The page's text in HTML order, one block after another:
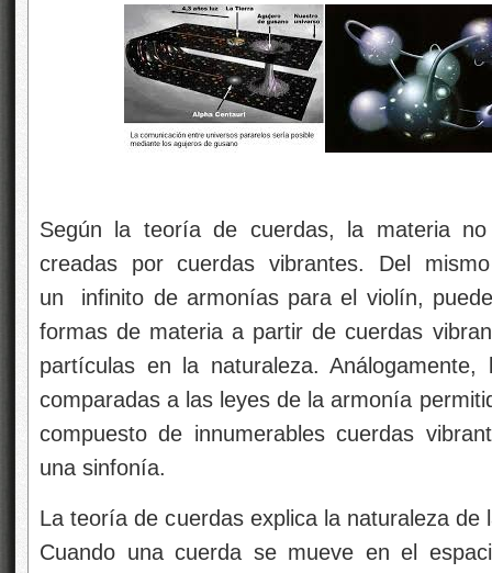
Según la teoría de cuerdas, la materia
creadas por cuerdas vibrantes. Del
un
infinito de armonías para el violín,
formas de materia a partir de cuerdas
partículas en la naturaleza.
comparadas a las leyes de la armonía
compuesto de innumerables cuerdas
una sinfonía.
La teoría de cuerdas explica la naturaleza
Cuando una cuerda se mueve en el